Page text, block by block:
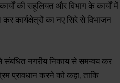
की सहूलियत और विभाग के कार्यों में
कार्यक्षेत्रों का नए सिरे से विभाजन
संबधित नगरीय निकाय से समन्वय कर
प्रावधान करने को कहा, ताकि